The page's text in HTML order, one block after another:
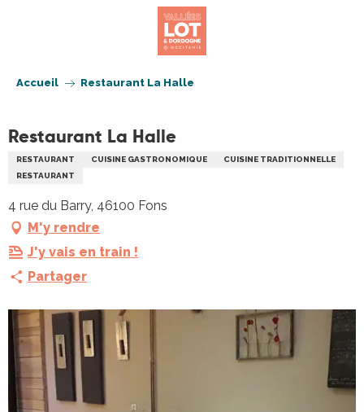
Accueil Restaurant La Halle
Restaurant La Halle
RESTAURANT CUISINE GASTRONOMIQUE
CUISINE TRADITIONNELLE
RESTAURANT
4 rue du Barry, 46100 Fons
M'y rendre
J'y vais en train !
Partager